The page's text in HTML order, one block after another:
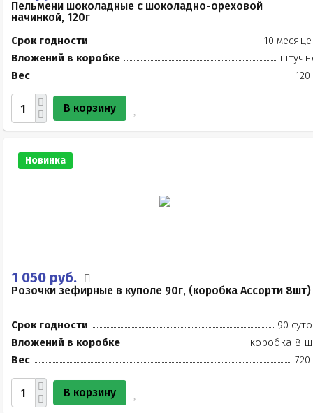
Пельмени шоколадные с шоколадно-ореховой
начинкой, 120г
Срок годности
10
Вложений в коробке
Вес
120
В корзину
Новинка
1 050 руб.
Розочки зефирные в куполе 90г, (коробка Ассорти 8шт)
Срок годности
90
Вложений в коробке
коробка 8
Вес
720
В корзину